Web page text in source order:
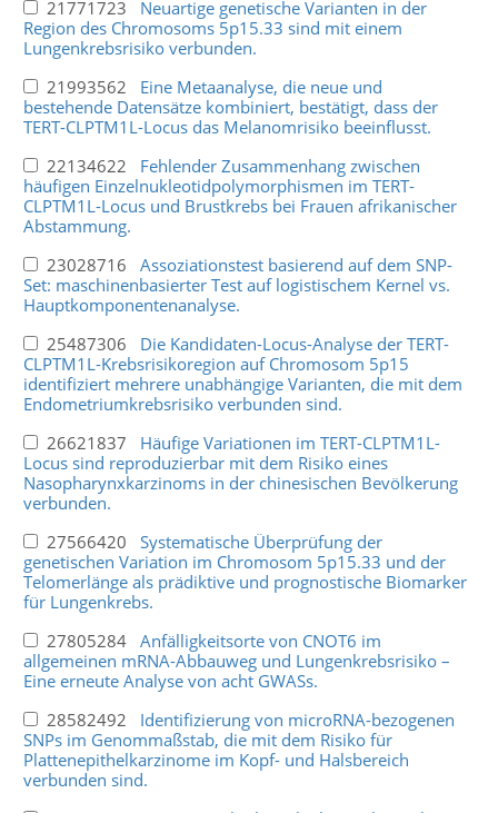
21771723 Neuartige genetische Varianten in der
Region des Chromosoms 5p15.33 sind mit einem
Lungenkrebsrisiko verbunden.
21993562 Eine Metaanalyse, die neue und
bestehende Datensätze kombiniert, bestätigt, dass der
TERT-CLPTM1L-Locus das Melanomrisiko beeinflusst.
22134622 Fehlender Zusammenhang zwischen
häufigen Einzelnukleotidpolymorphismen im TERT-
CLPTM1L-Locus und Brustkrebs bei Frauen afrikanischer
Abstammung.
23028716 Assoziationstest basierend auf dem SNP-
Set: maschinenbasierter Test auf logistischem Kernel vs.
Hauptkomponentenanalyse.
25487306 Die Kandidaten-Locus-Analyse der TERT-
CLPTM1L-Krebsrisikoregion auf Chromosom 5p15
identifiziert mehrere unabhängige Varianten, die mit dem
Endometriumkrebsrisiko verbunden sind.
26621837 Häufige Variationen im TERT-CLPTM1L-
Locus sind reproduzierbar mit dem Risiko eines
Nasopharynxkarzinoms in der chinesischen Bevölkerung
verbunden.
27566420 Systematische Überprüfung der
genetischen Variation im Chromosom 5p15.33 und der
Telomerlänge als prädiktive und prognostische Biomarker
für Lungenkrebs.
27805284 Anfälligkeitsorte von CNOT6 im
allgemeinen mRNA-Abbauweg und Lungenkrebsrisiko –
Eine erneute Analyse von acht GWASs.
28582492 Identifizierung von microRNA-bezogenen
SNPs im Genommaßstab, die mit dem Risiko für
Plattenepithelkarzinome im Kopf- und Halsbereich
verbunden sind.